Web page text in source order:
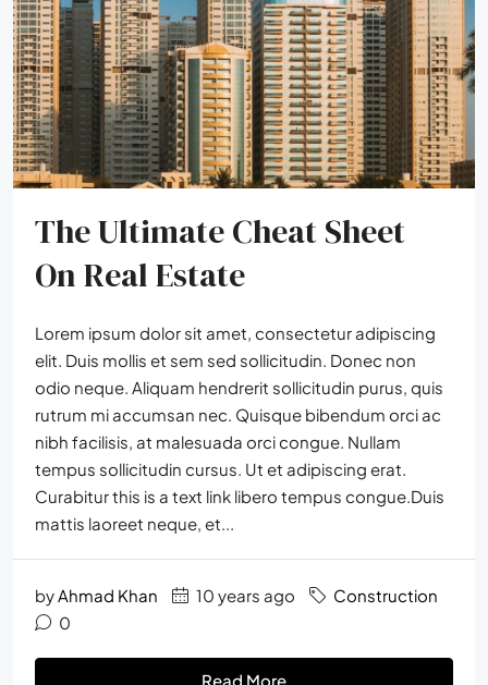
The Ultimate Cheat Sheet
On Real Estate
Lorem ipsum dolor sit amet, consectetur adipiscing
elit. Duis mollis et sem sed sollicitudin. Donec non
odio neque. Aliquam hendrerit sollicitudin purus, quis
rutrum mi accumsan nec. Quisque bibendum orci ac
nibh facilisis, at malesuada orci congue. Nullam
tempus sollicitudin cursus. Ut et adipiscing erat.
Curabitur this is a text link libero tempus congue.Duis
mattis laoreet neque, et...
byAhmad Khan 10 years ago
Construction
0
Read More